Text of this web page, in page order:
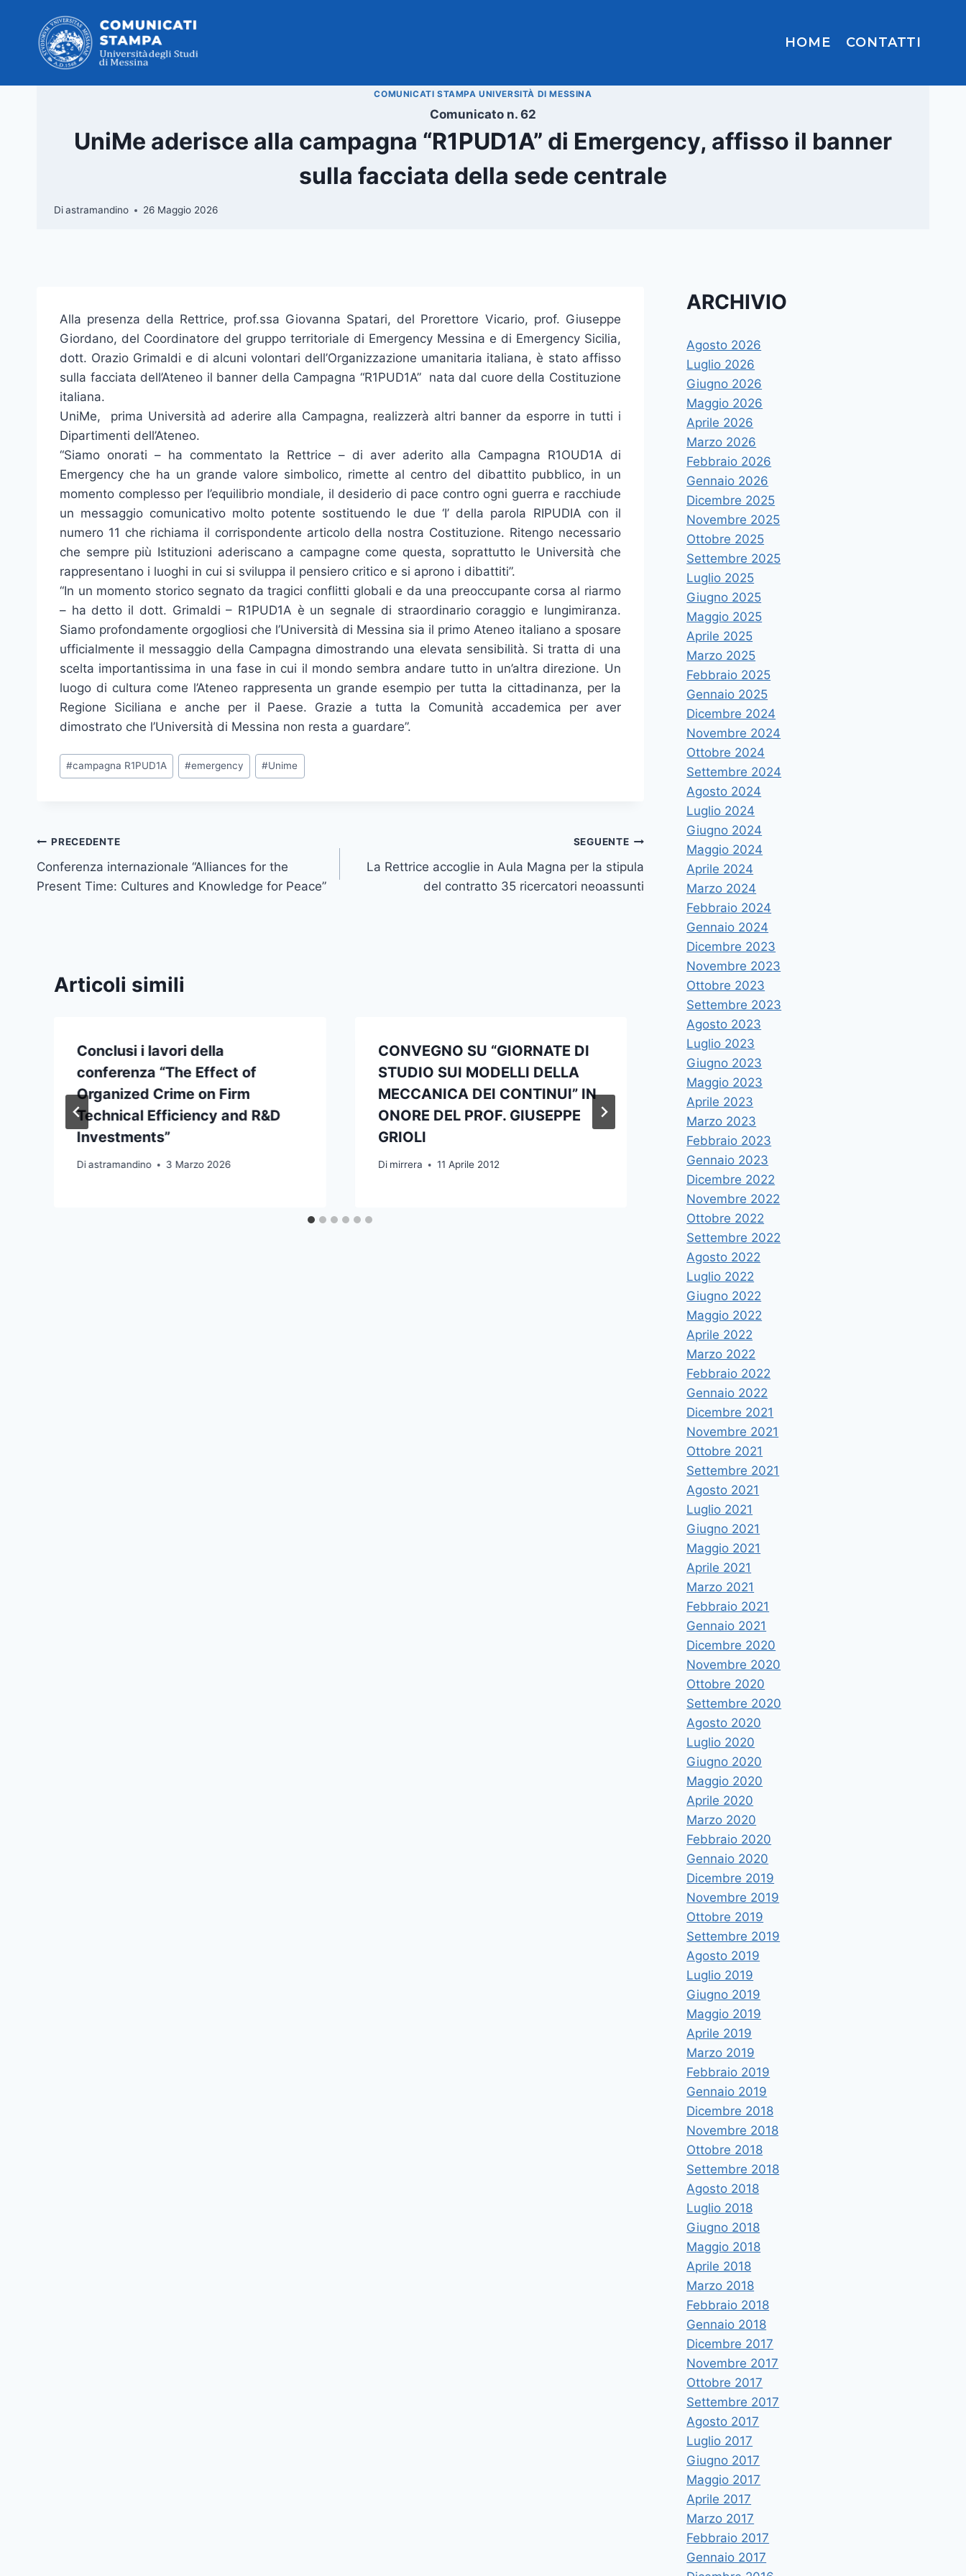
contenuto
HOME CONTATTI
COMUNICATI STAMPA UNIVERSITÀ DI MESSINA
Comunicato n. 62
UniMe aderisce alla campagna “R1PUD1A” di Emergency, affisso il banner
sulla facciata della sede centrale
Diastramandino 26 Maggio 2026
Alla presenza della Rettrice, prof.ssa Giovanna Spatari, del Prorettore Vicario, prof. Giuseppe
Giordano, del Coordinatore del gruppo territoriale di Emergency Messina e di Emergency Sicilia,
dott. Orazio Grimaldi e di alcuni volontari dell’Organizzazione umanitaria italiana, è stato affisso
sulla facciata dell’Ateneo il banner della Campagna “R1PUD1A” nata dal cuore della Costituzione
italiana.
UniMe, prima Università ad aderire alla Campagna, realizzerà altri banner da esporre in tutti i
Dipartimenti dell’Ateneo.
“Siamo onorati – ha commentato la Rettrice – di aver aderito alla Campagna R1OUD1A di
Emergency che ha un grande valore simbolico, rimette al centro del dibattito pubblico, in un
momento complesso per l’equilibrio mondiale, il desiderio di pace contro ogni guerra e racchiude
un messaggio comunicativo molto potente sostituendo le due ‘I’ della parola RIPUDIA con il
numero 11 che richiama il corrispondente articolo della nostra Costituzione. Ritengo necessario
che sempre più Istituzioni aderiscano a campagne come questa, soprattutto le Università che
rappresentano i luoghi in cui si sviluppa il pensiero critico e si aprono i dibattiti”.
“In un momento storico segnato da tragici conflitti globali e da una preoccupante corsa al riarmo
– ha detto il dott. Grimaldi – R1PUD1A è un segnale di straordinario coraggio e lungimiranza.
Siamo profondamente orgogliosi che l’Università di Messina sia il primo Ateneo italiano a sposare
ufficialmente il messaggio della Campagna dimostrando una elevata sensibilità. Si tratta di una
scelta importantissima in una fase in cui il mondo sembra andare tutto in un’altra direzione. Un
luogo di cultura come l’Ateneo rappresenta un grande esempio per tutta la cittadinanza, per la
Regione Siciliana e anche per il Paese. Grazie a tutta la Comunità accademica per aver
dimostrato che l’Università di Messina non resta a guardare”.
Tag
articolo:
#campagna R1PUD1A #emergency #Unime
Navigazione
articoli
PRECEDENTE
Conferenza internazionale “Alliances for the
Present Time: Cultures and Knowledge for Peace”
SEGUENTE
La Rettrice accoglie in Aula Magna per la stipula
del contratto 35 ricercatori neoassunti
Articoli simili
Conclusi i lavori della
conferenza “The Effect of
Organized Crime on Firm
Technical Efficiency and R&D
Investments”
Diastramandino 3 Marzo 2026
CONVEGNO SU “GIORNATE DI
STUDIO SUI MODELLI DELLA
MECCANICA DEI CONTINUI” IN
ONORE DEL PROF. GIUSEPPE
GRIOLI
Di mirrera 11 Aprile 2012
Riaperti i termini per le
domande di ammissione al
Master di I livello ed al Corso in
“Manager della Comunicazione
pubblica”
Diastramandino 11 Settembre 2017
ARCHIVIO
Agosto 2026
Luglio 2026
Giugno 2026
Maggio 2026
Aprile 2026
Marzo 2026
Febbraio 2026
Gennaio 2026
Dicembre 2025
Novembre 2025
Ottobre 2025
Settembre 2025
Luglio 2025
Giugno 2025
Maggio 2025
Aprile 2025
Marzo 2025
Febbraio 2025
Gennaio 2025
Dicembre 2024
Novembre 2024
Ottobre 2024
Settembre 2024
Agosto 2024
Luglio 2024
Giugno 2024
Maggio 2024
Aprile 2024
Marzo 2024
Febbraio 2024
Gennaio 2024
Dicembre 2023
Novembre 2023
Ottobre 2023
Settembre 2023
Agosto 2023
Luglio 2023
Giugno 2023
Maggio 2023
Aprile 2023
Marzo 2023
Febbraio 2023
Gennaio 2023
Dicembre 2022
Novembre 2022
Ottobre 2022
Settembre 2022
Agosto 2022
Luglio 2022
Giugno 2022
Maggio 2022
Aprile 2022
Marzo 2022
Febbraio 2022
Gennaio 2022
Dicembre 2021
Novembre 2021
Ottobre 2021
Settembre 2021
Agosto 2021
Luglio 2021
Giugno 2021
Maggio 2021
Aprile 2021
Marzo 2021
Febbraio 2021
Gennaio 2021
Dicembre 2020
Novembre 2020
Ottobre 2020
Settembre 2020
Agosto 2020
Luglio 2020
Giugno 2020
Maggio 2020
Aprile 2020
Marzo 2020
Febbraio 2020
Gennaio 2020
Dicembre 2019
Novembre 2019
Ottobre 2019
Settembre 2019
Agosto 2019
Luglio 2019
Giugno 2019
Maggio 2019
Aprile 2019
Marzo 2019
Febbraio 2019
Gennaio 2019
Dicembre 2018
Novembre 2018
Ottobre 2018
Settembre 2018
Agosto 2018
Luglio 2018
Giugno 2018
Maggio 2018
Aprile 2018
Marzo 2018
Febbraio 2018
Gennaio 2018
Dicembre 2017
Novembre 2017
Ottobre 2017
Settembre 2017
Agosto 2017
Luglio 2017
Giugno 2017
Maggio 2017
Aprile 2017
Marzo 2017
Febbraio 2017
Gennaio 2017